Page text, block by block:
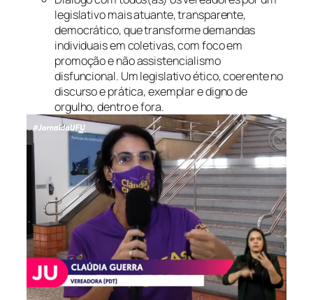
legislativo mais atuante, transparente,
democrático, que transforme demandas
individuais em coletivas, com foco em
promoção e não assistencialismo
disfuncional. Um legislativo ético, coerente no
discurso e prática, exemplar e digno de
orgulho, dentro e fora.